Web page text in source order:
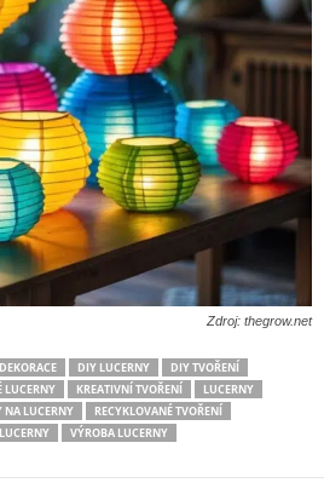
Zdroj: thegrow.net
DIY LUCERNY
DIY TVOŘENÍ
LUCERNY KREATIVNÍ TVOŘENÍ
LUCERNY
NA LUCERNY
RECYKLOVANÉ TVOŘENÍ
VÝROBA LUCERNY